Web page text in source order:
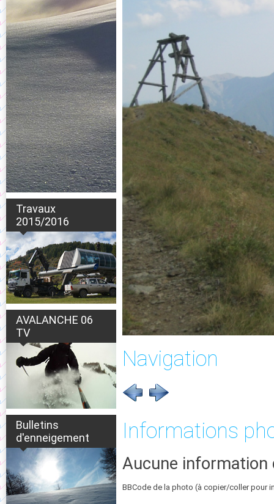
Travaux
2015/2016
AVALANCHE 06
TV
Bulletins
d'enneigement
Navigation
Informations
Aucune information
BBCode de la photo (à copier/coller pour